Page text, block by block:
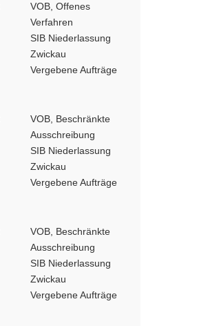
VOB, Offenes
Verfahren
SIB Niederlassung
Zwickau
Vergebene Aufträge
VOB, Beschränkte
Ausschreibung
SIB Niederlassung
Zwickau
Vergebene Aufträge
VOB, Beschränkte
Ausschreibung
SIB Niederlassung
Zwickau
Vergebene Aufträge